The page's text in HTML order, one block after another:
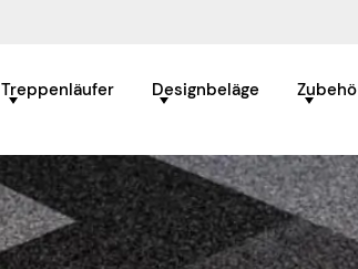
Treppenläufer Designbeläge